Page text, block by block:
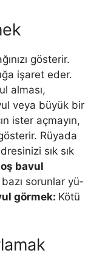
gösterir.
işaret eder.
alması,
veya büyük bir
ister açmayın,
Rüyada
sık sık
bavul
sorunlar yü­
görmek: Kötü